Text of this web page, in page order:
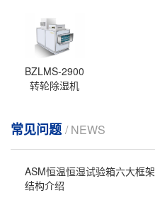
BZLMS-2900
转轮除湿机
常见问题/ NEWS
ASM恒温恒湿试验箱六大框架
结构介绍